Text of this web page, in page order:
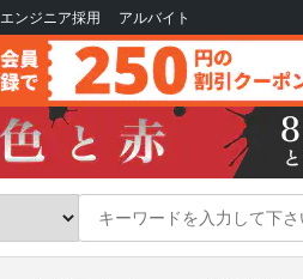
エンジニア採用 アルバイト